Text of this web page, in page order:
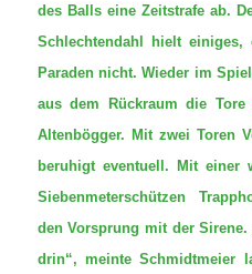
des Balls eine Zeitstrafe ab.
Schlechtendahl hielt
Paraden nicht. Wieder im
aus dem Rückraum die
Altenbögger. Mit zwei Toren
beruhigt eventuell. Mit einer
Siebenmeterschützen
den Vorsprung mit der
drin“, meinte Schmidtmeier